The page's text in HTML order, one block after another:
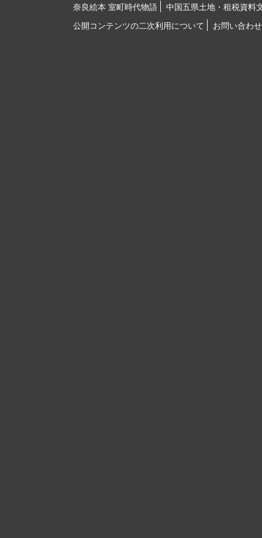
奈良絵本 室町時代物語
中国五県土地・租税資料
公開コンテンツの二次利用について
お問い合わせ